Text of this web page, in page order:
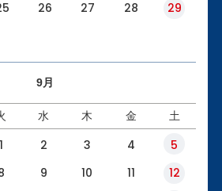
26 27 28
29
9月
水 木 金 土
1 2 3 4
5
9 10 11
12